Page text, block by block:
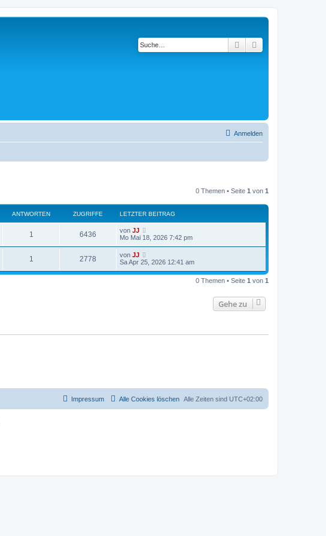
Suche
Anmelden
0 Themen • Seite 1 von 1
ANTWORTEN ZUGRIFFE LETZTER BEITRAG
1 6436 von JJ
Mo Mai 18, 2026 7:42 pm
1 2778 von JJ
Sa Apr 25, 2026 12:41 am
0 Themen • Seite 1 von 1
Gehe zu
Alle Zeiten sind UTC+02:00
Alle Cookies löschen
Impressum